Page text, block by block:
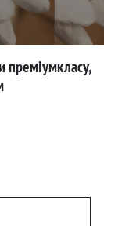
преміумкласу,